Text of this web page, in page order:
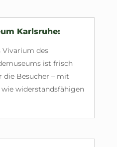
Karlsruhe:
Vivarium des
ist frisch
die Besucher – mit
widerstandsfähigen